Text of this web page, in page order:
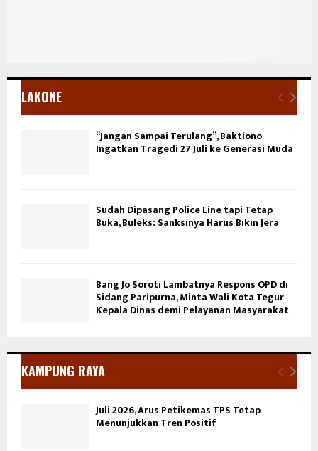
LAKONE
“Jangan Sampai Terulang”, Baktiono
Ingatkan Tragedi 27 Juli ke Generasi Muda
Sudah Dipasang Police Line tapi Tetap
Buka, Buleks: Sanksinya Harus Bikin Jera
Bang Jo Soroti Lambatnya Respons OPD di
Sidang Paripurna, Minta Wali Kota Tegur
Kepala Dinas demi Pelayanan Masyarakat
KAMPUNG RAYA
Juli 2026, Arus Petikemas TPS Tetap
Menunjukkan Tren Positif